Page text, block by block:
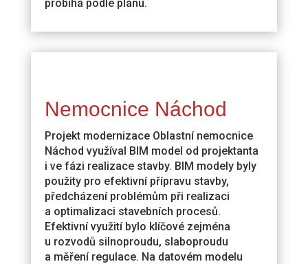
probíhá podle plánu.
Nemocnice Náchod
Projekt modernizace Oblastní nemocnice
Náchod využíval BIM model od projektanta
i ve fázi realizace stavby. BIM modely byly
použity pro efektivní přípravu stavby,
předcházení problémům při realizaci
a optimalizaci stavebních procesů.
Efektivní využití bylo klíčové zejména
u rozvodů silnoproudu, slaboproudu
a měření regulace. Na datovém modelu